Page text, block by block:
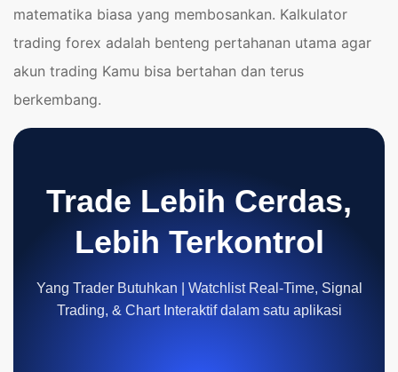
matematika biasa yang membosankan. Kalkulator
trading forex adalah benteng pertahanan utama agar
akun trading Kamu bisa bertahan dan terus
berkembang.
Trade Lebih Cerdas,
Lebih Terkontrol
Yang Trader Butuhkan | Watchlist Real-Time, Signal
Trading, & Chart Interaktif dalam satu aplikasi